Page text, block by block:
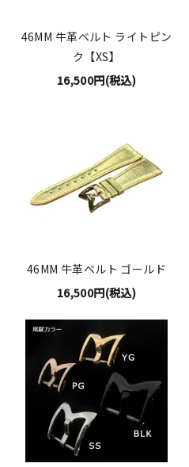
46MM 牛革ベルト ライトピン
ク【XS】
16,500円(税込)
46MM 牛革ベルト ゴールド
16,500円(税込)